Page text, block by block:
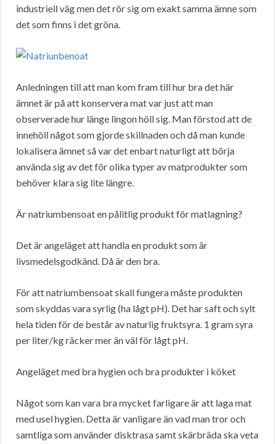
industriell väg men det rör sig om exakt samma ämne som
det som finns i det gröna.
Anledningen till att man kom fram till hur bra det här
ämnet är på att konservera mat var just att man
observerade hur länge lingon höll sig. Man förstod att de
innehöll något som gjorde skillnaden och då man kunde
lokalisera ämnet så var det enbart naturligt att börja
använda sig av det för olika typer av matprodukter som
behöver klara sig lite längre.
Är natriumbensoat en pålitlig produkt för matlagning?
Det är angeläget att handla en produkt som är
livsmedelsgodkänd. Då är den bra.
För att natriumbensoat skall fungera måste produkten
som skyddas vara syrlig (ha lågt pH). Det har saft och sylt
hela tiden för de består av naturlig fruktsyra. 1 gram syra
per liter/kg räcker mer än väl för lågt pH.
Angeläget med bra hygien och bra produkter i köket
Något som kan vara bra mycket farligare är att laga mat
med usel hygien. Detta är vanligare än vad man tror och
samtliga som använder disktrasa samt skärbräda ska veta